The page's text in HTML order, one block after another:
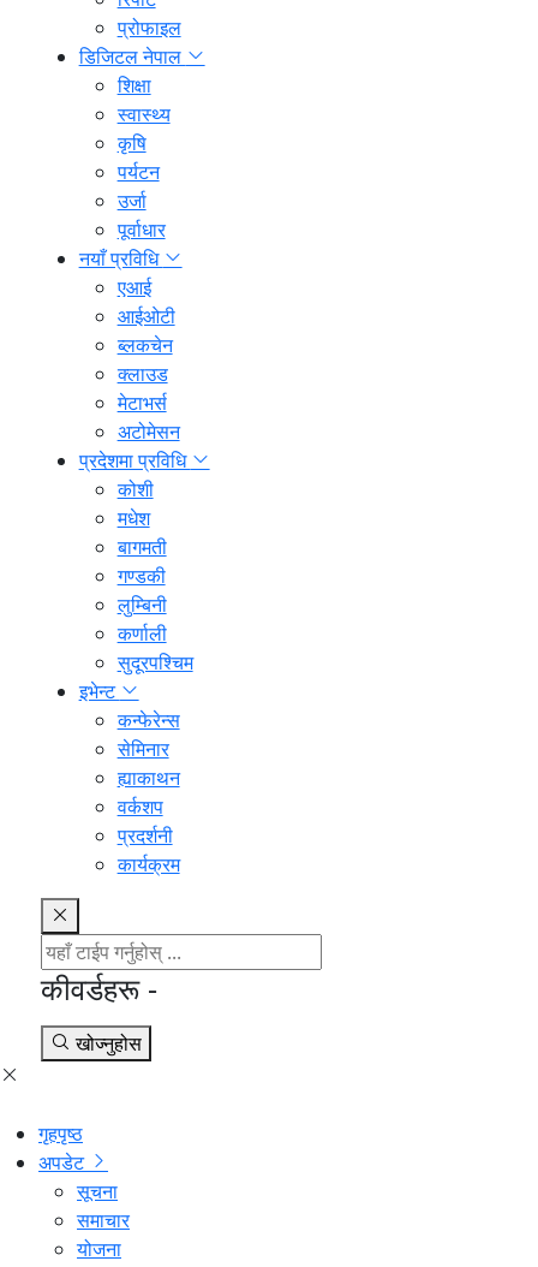
प्रोफाइल
डिजिटल नेपाल
शिक्षा
स्वास्थ्य
कृषि
पर्यटन
उर्जा
पूर्वाधार
नयाँ प्रविधि
एआई
आईओटी
ब्लकचेन
क्लाउड
मेटाभर्स
अटोमेसन
प्रदेशमा प्रविधि
कोशी
मधेश
बागमती
गण्डकी
लुम्बिनी
कर्णाली
सुदूरपश्चिम
इभेन्ट
कन्फेरेन्स
सेमिनार
ह्याकाथन
वर्कशप
प्रदर्शनी
कार्यक्रम
कीवर्डहरू -
खोज्नुहोस
गृहपृष्ठ
अपडेट
सूचना
समाचार
योजना